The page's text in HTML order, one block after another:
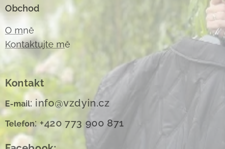
Obchod
O mně
Kontaktujte mě
Kontakt
E-mail: info@vzdyin.cz
Telefon: +420 773 900 871